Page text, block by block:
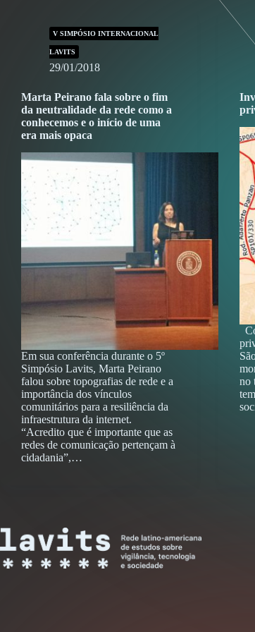
V SIMPÓSIO INTERNACIONAL
LAVITS
29/01/2018
Marta Peirano fala sobre o fim
da neutralidade da rede como a
conhecemos e o início de uma
era mais opaca
Em sua conferência durante o 5º
Simpósio Lavits, Marta Peirano
falou sobre topografias de rede e a
importância dos vínculos
comunitários para a resiliência da
infraestrutura da internet.
“Acredito que é importante que as
redes de comunicação pertençam à
cidadania”,…
no